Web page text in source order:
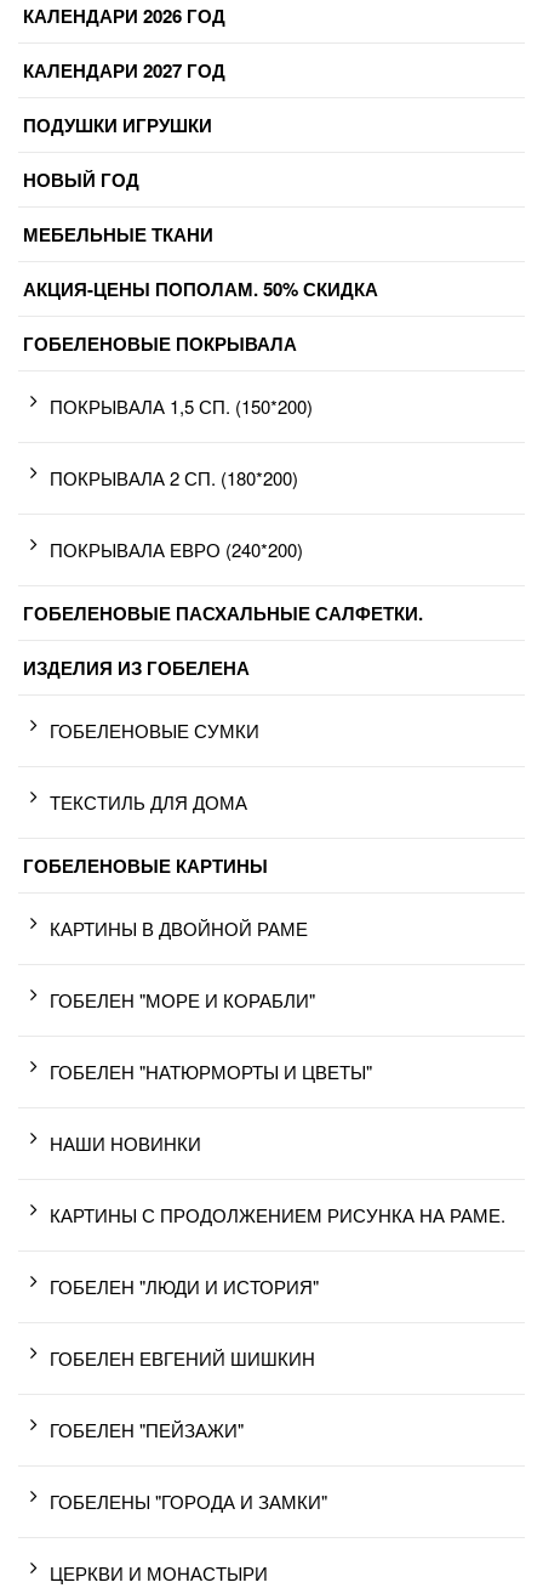
КАЛЕНДАРИ 2026 ГОД
КАЛЕНДАРИ 2027 ГОД
ПОДУШКИ ИГРУШКИ
НОВЫЙ ГОД
МЕБЕЛЬНЫЕ ТКАНИ
АКЦИЯ-ЦЕНЫ ПОПОЛАМ. 50% СКИДКА
ГОБЕЛЕНОВЫЕ ПОКРЫВАЛА
ПОКРЫВАЛА 1,5 СП. (150*200)
ПОКРЫВАЛА 2 СП. (180*200)
ПОКРЫВАЛА ЕВРО (240*200)
ГОБЕЛЕНОВЫЕ ПАСХАЛЬНЫЕ САЛФЕТКИ.
ИЗДЕЛИЯ ИЗ ГОБЕЛЕНА
ГОБЕЛЕНОВЫЕ СУМКИ
ТЕКСТИЛЬ ДЛЯ ДОМА
ГОБЕЛЕНОВЫЕ КАРТИНЫ
КАРТИНЫ В ДВОЙНОЙ РАМЕ
ГОБЕЛЕН "МОРЕ И КОРАБЛИ"
ГОБЕЛЕН "НАТЮРМОРТЫ И ЦВЕТЫ"
НАШИ НОВИНКИ
КАРТИНЫ С ПРОДОЛЖЕНИЕМ РИСУНКА НА РАМЕ.
ГОБЕЛЕН "ЛЮДИ И ИСТОРИЯ"
ГОБЕЛЕН ЕВГЕНИЙ ШИШКИН
ГОБЕЛЕН "ПЕЙЗАЖИ"
ГОБЕЛЕНЫ "ГОРОДА И ЗАМКИ"
ЦЕРКВИ И МОНАСТЫРИ